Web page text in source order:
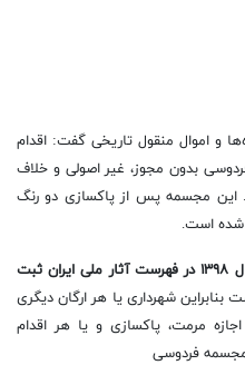
و اموال منقول تاریخی گفت: اقدام
بدون مجوز، غیر اصولی و خلاف
این مجسمه پس از پاکسازی دو رنگ
شده است.
سال ۱۳۹۸ در فهرست آثار ملی ایران ثبت
شهرداری یا هر ارگان دیگری
مرمت، پاکسازی و یا هر اقدام
مجسمه فردوسی